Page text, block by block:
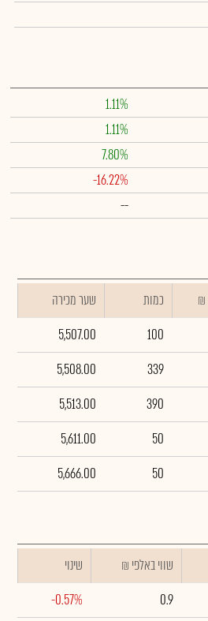
1.11%
1.11%
7.80%
-16.22%
--
כמות
שער מכירה
100
5,507.00
339
5,508.00
390
5,513.00
50
5,611.00
50
5,666.00
₪ שווי באלפי
שינוי
0.9
-0.57%